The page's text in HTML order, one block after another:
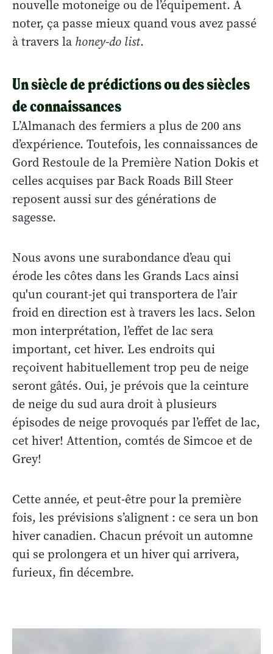
nouvelle motoneige ou de l’équipement. À
noter, ça passe mieux quand vous avez passé
à travers la honey-do list.
Un siècle de prédictions ou des siècles
de connaissances
L’Almanach des fermiers a plus de 200 ans
d’expérience. Toutefois, les connaissances de
Gord Restoule de la Première Nation Dokis et
celles acquises par Back Roads Bill Steer
reposent aussi sur des générations de
sagesse.
Nous avons une surabondance d’eau qui
érode les côtes dans les Grands Lacs ainsi
qu'un courant-jet qui transportera de l’air
froid en direction est à travers les lacs. Selon
mon interprétation, l’effet de lac sera
important, cet hiver. Les endroits qui
reçoivent habituellement trop peu de neige
seront gâtés. Oui, je prévois que la ceinture
de neige du sud aura droit à plusieurs
épisodes de neige provoqués par l’effet de lac,
cet hiver! Attention, comtés de Simcoe et de
Grey!
Cette année, et peut-être pour la première
fois, les prévisions s’alignent : ce sera un bon
hiver canadien. Chacun prévoit un automne
qui se prolongera et un hiver qui arrivera,
furieux, fin décembre.